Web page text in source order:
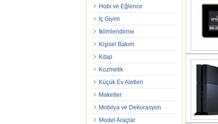
Hobi ve Eğlence
İç Giyim
İklimlendirme
Kişisel Bakım
Kitap
Kozmetik
Küçük Ev Aletleri
Maketler
Mobilya ve Dekorasyon
Model Araçlar